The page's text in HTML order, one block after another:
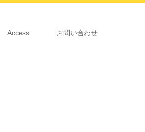
Access お問い合わせ